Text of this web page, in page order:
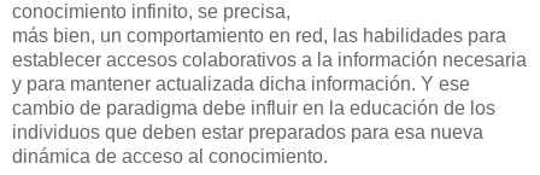
conocimiento infinito, se precisa,
más bien, un comportamiento en red, las habilidades para
establecer accesos colaborativos a la información necesaria
y para mantener actualizada dicha información. Y ese
cambio de paradigma debe influir en la educación de los
individuos que deben estar preparados para esa nueva
dinámica de acceso al conocimiento.